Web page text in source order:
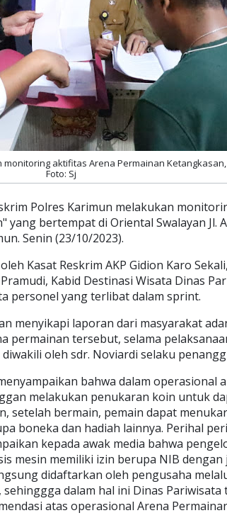
aktifitas Arena Permainan Ketangkasan,
Foto: Sj
Polres Karimun melakukan
bertempat di Oriental Swalayan Jl.
Senin (23/10/2023).
Kasat Reskrim AKP Gidion Karo Sekali,
Kabid Destinasi Wisata Dinas
personel yang terlibat dalam sprint.
menyikapi laporan dari masyarakat
permainan tersebut, selama
oleh sdr. Noviardi selaku
bahwa dalam operasional
melakukan penukaran koin untuk
setelah bermain, pemain dapat
boneka dan hadiah lainnya. Perihal
kepada awak media bahwa
mesin memiliki izin berupa NIB dengan
didaftarkan oleh pengusaha
sehinggga dalam hal ini Dinas Pariwisata
atas operasional Arena